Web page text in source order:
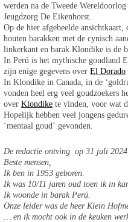
werden na de Tweede
Jeugdzorg De Eikenhorst.
Op de hier afgebeelde
houten barakken met de cynisch
linkerkant en barak Klondike is de
In Perú is het mythische goudland
zijn enige gegevens over El Dorado
In Klondike in Canada, in de
vonden heel erg veel goudzoekers
over Klondike te vinden, voor wat
Hopelijk hebben veel jongens
‘mentaal goud’ gevonden.
De redactie ontving op 31 juli 2024
Beste mensen,
Ik ben in 1953 geboren.
Ik was 10/11 jaren oud toen ik in
Ik woonde in barak Perú.
Onze leider was de heer Klein
….en ik mocht ook in de keuken